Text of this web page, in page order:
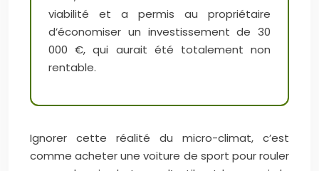
viabilité et a permis au propriétaire
d’économiser un investissement de 30
000 €, qui aurait été totalement non
rentable.
Ignorer cette réalité du micro-climat, c’est
comme acheter une voiture de sport pour rouler